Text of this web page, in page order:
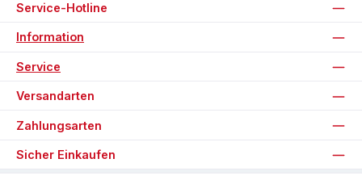
Service-Hotline
Information
Service
Versandarten
Zahlungsarten
Sicher Einkaufen